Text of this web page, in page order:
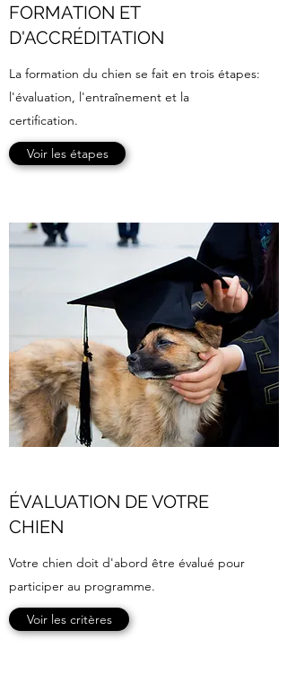
FORMATION ET
D'ACCRÉDITATION
La formation du chien se fait en trois étapes:
l'évaluation, l'entraînement et la
certification.
Voir les étapes
ÉVALUATION DE VOTRE
CHIEN
Votre chien doit d'abord être évalué pour
participer au programme.
Voir les critères